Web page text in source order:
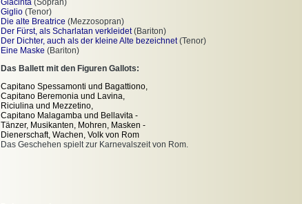
Giacinta (Sopran)
Giglio (Tenor)
Die alte Breatrice (Mezzosopran)
Der Fürst, als Scharlatan verkleidet(Bariton)
Der Dichter, auch als der kleine Alte bezeichnet(Tenor)
Eine Maske (Bariton)
Das Ballett mit den Figuren Gallots:
Capitano Spessamonti und Bagattiono,
Capitano Beremonia und Lavina,
Riciulina und Mezzetino,
Capitano Malagamba und Bellavita -
Tänzer, Musikanten, Mohren, Masken -
Dienerschaft, Wachen, Volk von Rom
Das Geschehen spielt zur Karnevalszeit von Rom.